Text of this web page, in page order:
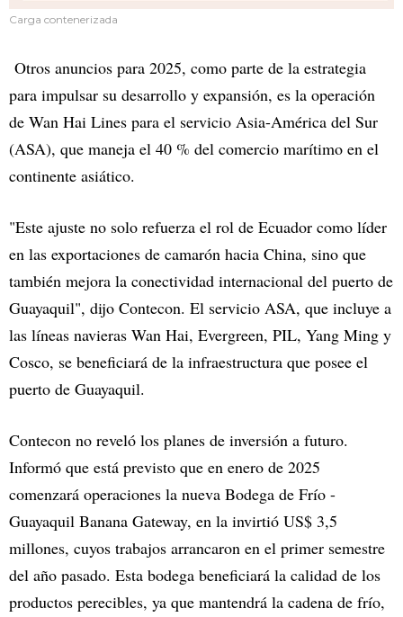
Carga contenerizada
Otros anuncios para 2025, como parte de la estrategia
para impulsar su desarrollo y expansión, es la operación
de Wan Hai Lines para el servicio Asia-América del Sur
(ASA), que maneja el 40 % del comercio marítimo en el
continente asiático.
"Este ajuste no solo refuerza el rol de Ecuador como líder
en las exportaciones de camarón hacia China, sino que
también mejora la conectividad internacional del puerto de
Guayaquil", dijo Contecon. El servicio ASA, que incluye a
las líneas navieras Wan Hai, Evergreen, PIL, Yang Ming y
Cosco, se beneficiará de la infraestructura que posee el
puerto de Guayaquil.
Contecon no reveló los planes de inversión a futuro.
Informó que está previsto que en enero de 2025
comenzará operaciones la nueva Bodega de Frío -
Guayaquil Banana Gateway, en la invirtió US$ 3,5
millones, cuyos trabajos arrancaron en el primer semestre
del año pasado. Esta bodega beneficiará la calidad de los
productos perecibles, ya que mantendrá la cadena de frío,